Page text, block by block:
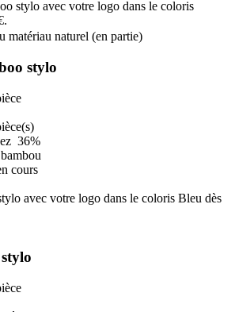
matériau naturel (en partie)
stylo
36%
cours